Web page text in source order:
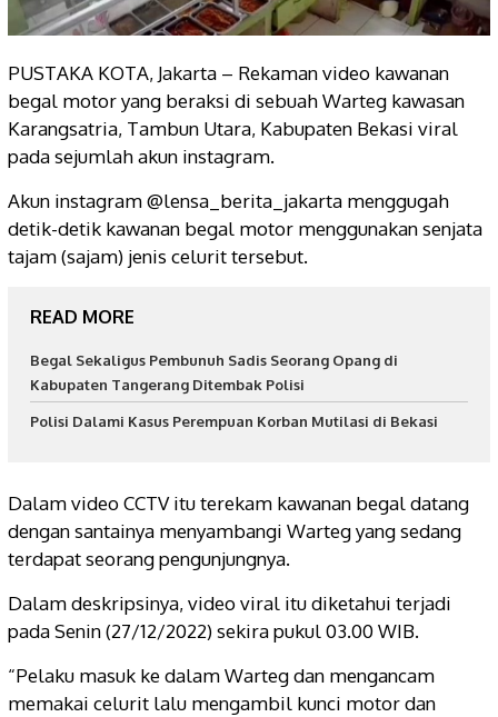
PUSTAKA KOTA, Jakarta – Rekaman video kawanan
begal motor yang beraksi di sebuah Warteg kawasan
Karangsatria, Tambun Utara, Kabupaten Bekasi viral
pada sejumlah akun instagram.
Akun instagram @lensa_berita_jakarta menggugah
detik-detik kawanan begal motor menggunakan senjata
tajam (sajam) jenis celurit tersebut.
READ MORE
Begal Sekaligus Pembunuh Sadis Seorang Opang di
Kabupaten Tangerang Ditembak Polisi
Polisi Dalami Kasus Perempuan Korban Mutilasi di Bekasi
Dalam video CCTV itu terekam kawanan begal datang
dengan santainya menyambangi Warteg yang sedang
terdapat seorang pengunjungnya.
Dalam deskripsinya, video viral itu diketahui terjadi
pada Senin (27/12/2022) sekira pukul 03.00 WIB.
“Pelaku masuk ke dalam Warteg dan mengancam
memakai celurit lalu mengambil kunci motor dan